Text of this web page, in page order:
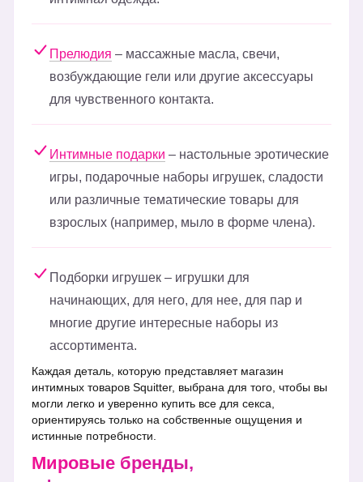
Прелюдия – массажные масла, свечи,
возбуждающие гели или другие аксессуары
для чувственного контакта.
Интимные подарки – настольные эротические
игры, подарочные наборы игрушек, сладости
или различные тематические товары для
взрослых (например, мыло в форме члена).
Подборки игрушек – игрушки для
начинающих, для него, для нее, для пар и
многие другие интересные наборы из
ассортимента.
Каждая деталь, которую представляет магазин
интимных товаров Squitter, выбрана для того, чтобы вы
могли легко и уверенно купить все для секса,
ориентируясь только на собственные ощущения и
истинные потребности.
Мировые бренды,